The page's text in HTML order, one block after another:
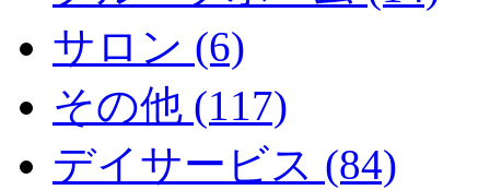
サロン (6)
その他 (117)
デイサービス (84)